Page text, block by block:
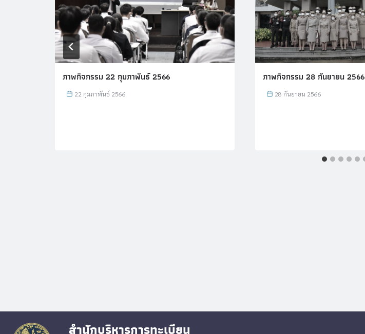
ภาพกิจกรรม 22 กุมภาพันธ์ 2566
22 กุมภาพันธ์ 2566
ภาพกิจกรรม 28 กันยายน 2566
28 กันยายน 2566
สำนักบริหารการทะเบียน